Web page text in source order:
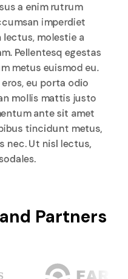
a enim rutrum
imperdiet
molestie a
Pellentesq egestas
metus euismod eu.
eu porta odio
mollis mattis justo
ante sit amet
tincidunt metus,
nec. Ut nisl lectus,
Partners